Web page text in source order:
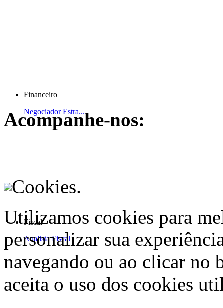
Financeiro
Negociador Estra...
Fiscal
Analista Fiscal
Acompanhe-nos:
Cookies.
Utilizamos cookies para
personalizar sua
navegando ou ao clicar no
aceita o uso dos cookies